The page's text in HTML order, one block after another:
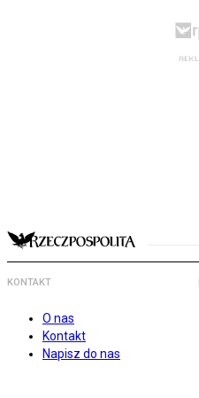
KONTAKT
O nas
Kontakt
Napisz do nas